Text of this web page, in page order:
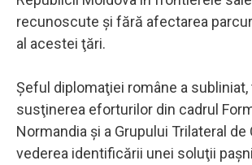
recunoscute şi fără afectarea
al acestei ţări.
Şeful diplomaţiei române a
susţinerea eforturilor din cadrul
Normandia şi a Grupului Trilateral de
vederea identificării unei soluţii